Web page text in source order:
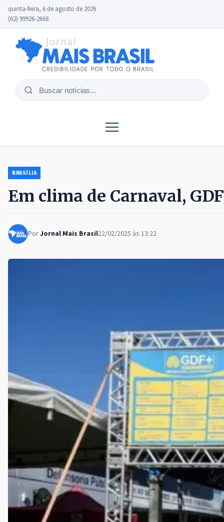
quinta-feira, 6 de agosto de 2026
(62) 99926-2668
Buscar
BRASÍLIA
Em clima de Carnaval,
PorJornal Mais Brasil22/02/2025 às 13:22